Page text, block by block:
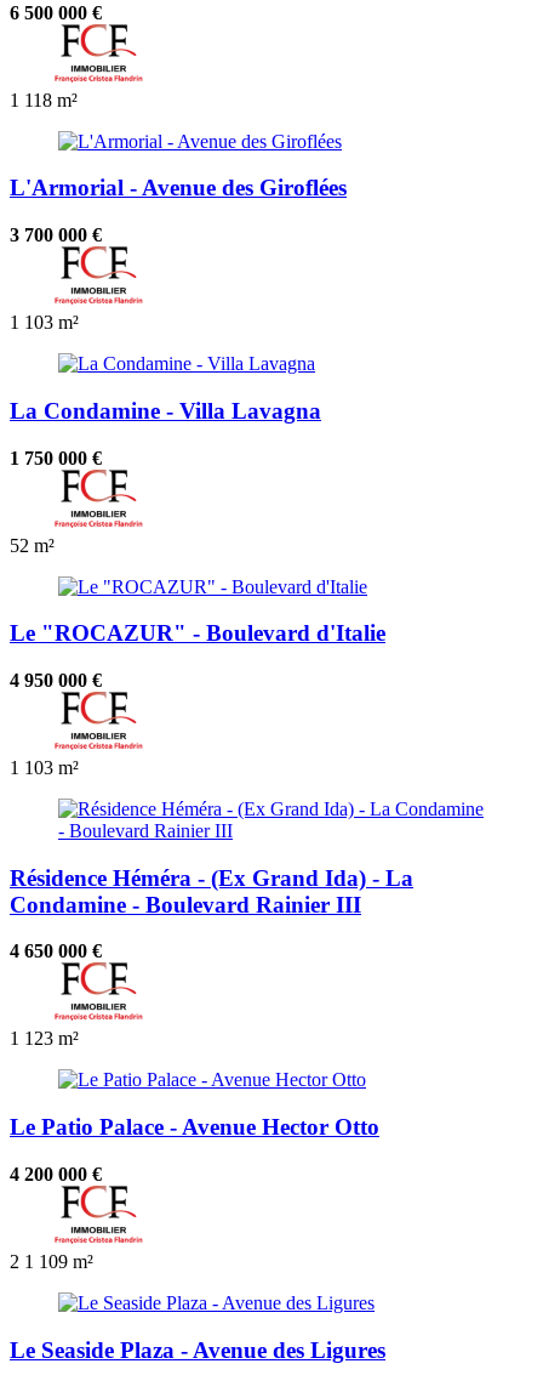
6 500 000 €
1 118 m²
L'Armorial - Avenue des Giroflées
3 700 000 €
1 103 m²
La Condamine - Villa Lavagna
1 750 000 €
52 m²
Le "ROCAZUR" - Boulevard d'Italie
4 950 000 €
1 103 m²
Résidence Héméra - (Ex Grand Ida) - La
Condamine - Boulevard Rainier III
4 650 000 €
1 123 m²
Le Patio Palace - Avenue Hector Otto
4 200 000 €
2 1 109 m²
Le Seaside Plaza - Avenue des Ligures